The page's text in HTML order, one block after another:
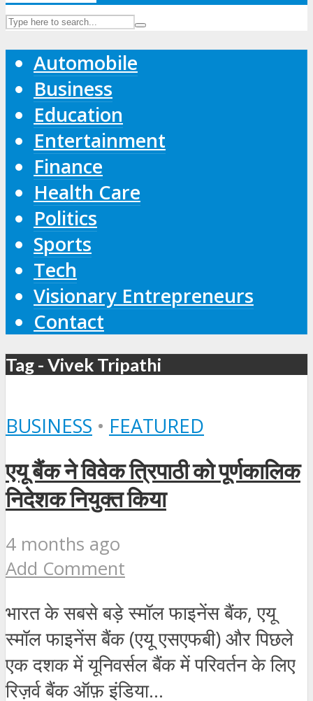
Automobile
Business
Education
Entertainment
Finance
Health Care
Politics
Sports
Tech
Visionary Entrepreneurs
Contact
Tag - Vivek Tripathi
BUSINESS • FEATURED
एयू बैंक ने विवेक त्रिपाठी को पूर्णकालिक
निदेशक नियुक्त किया
4 months ago
Add Comment
भारत के सबसे बड़े स्मॉल फाइनेंस बैंक, एयू
स्मॉल फाइनेंस बैंक (एयू एसएफबी) और पिछले
एक दशक में यूनिवर्सल बैंक में परिवर्तन के लिए
रिज़र्व बैंक ऑफ़ इंडिया...